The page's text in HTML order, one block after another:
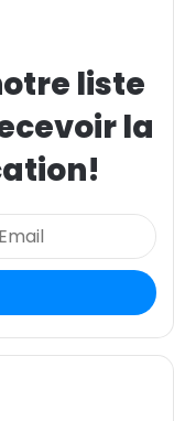
pris attache de
l’Etat du
afin de
dans le lieu.liste
la